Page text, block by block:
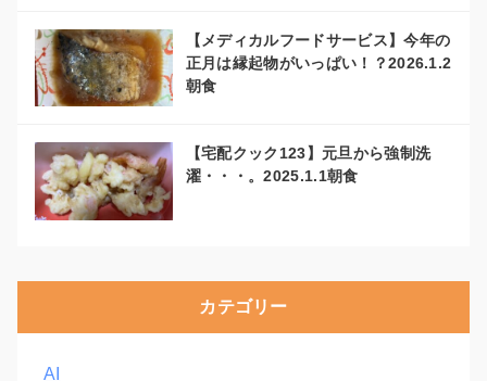
【メディカルフードサービス】今年の
正月は縁起物がいっぱい！？2026.1.2
朝食
【宅配クック123】元旦から強制洗
濯・・・。2025.1.1朝食
カテゴリー
AI